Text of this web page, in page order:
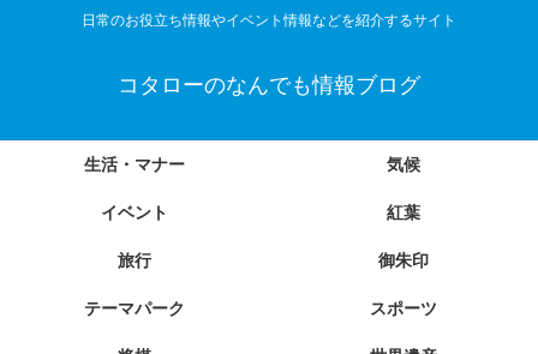
日常のお役立ち情報やイベント情報などを紹介するサイト
コタローのなんでも情報ブログ
生活・マナー 気候
イベント 紅葉
旅行 御朱印
テーマパーク スポーツ